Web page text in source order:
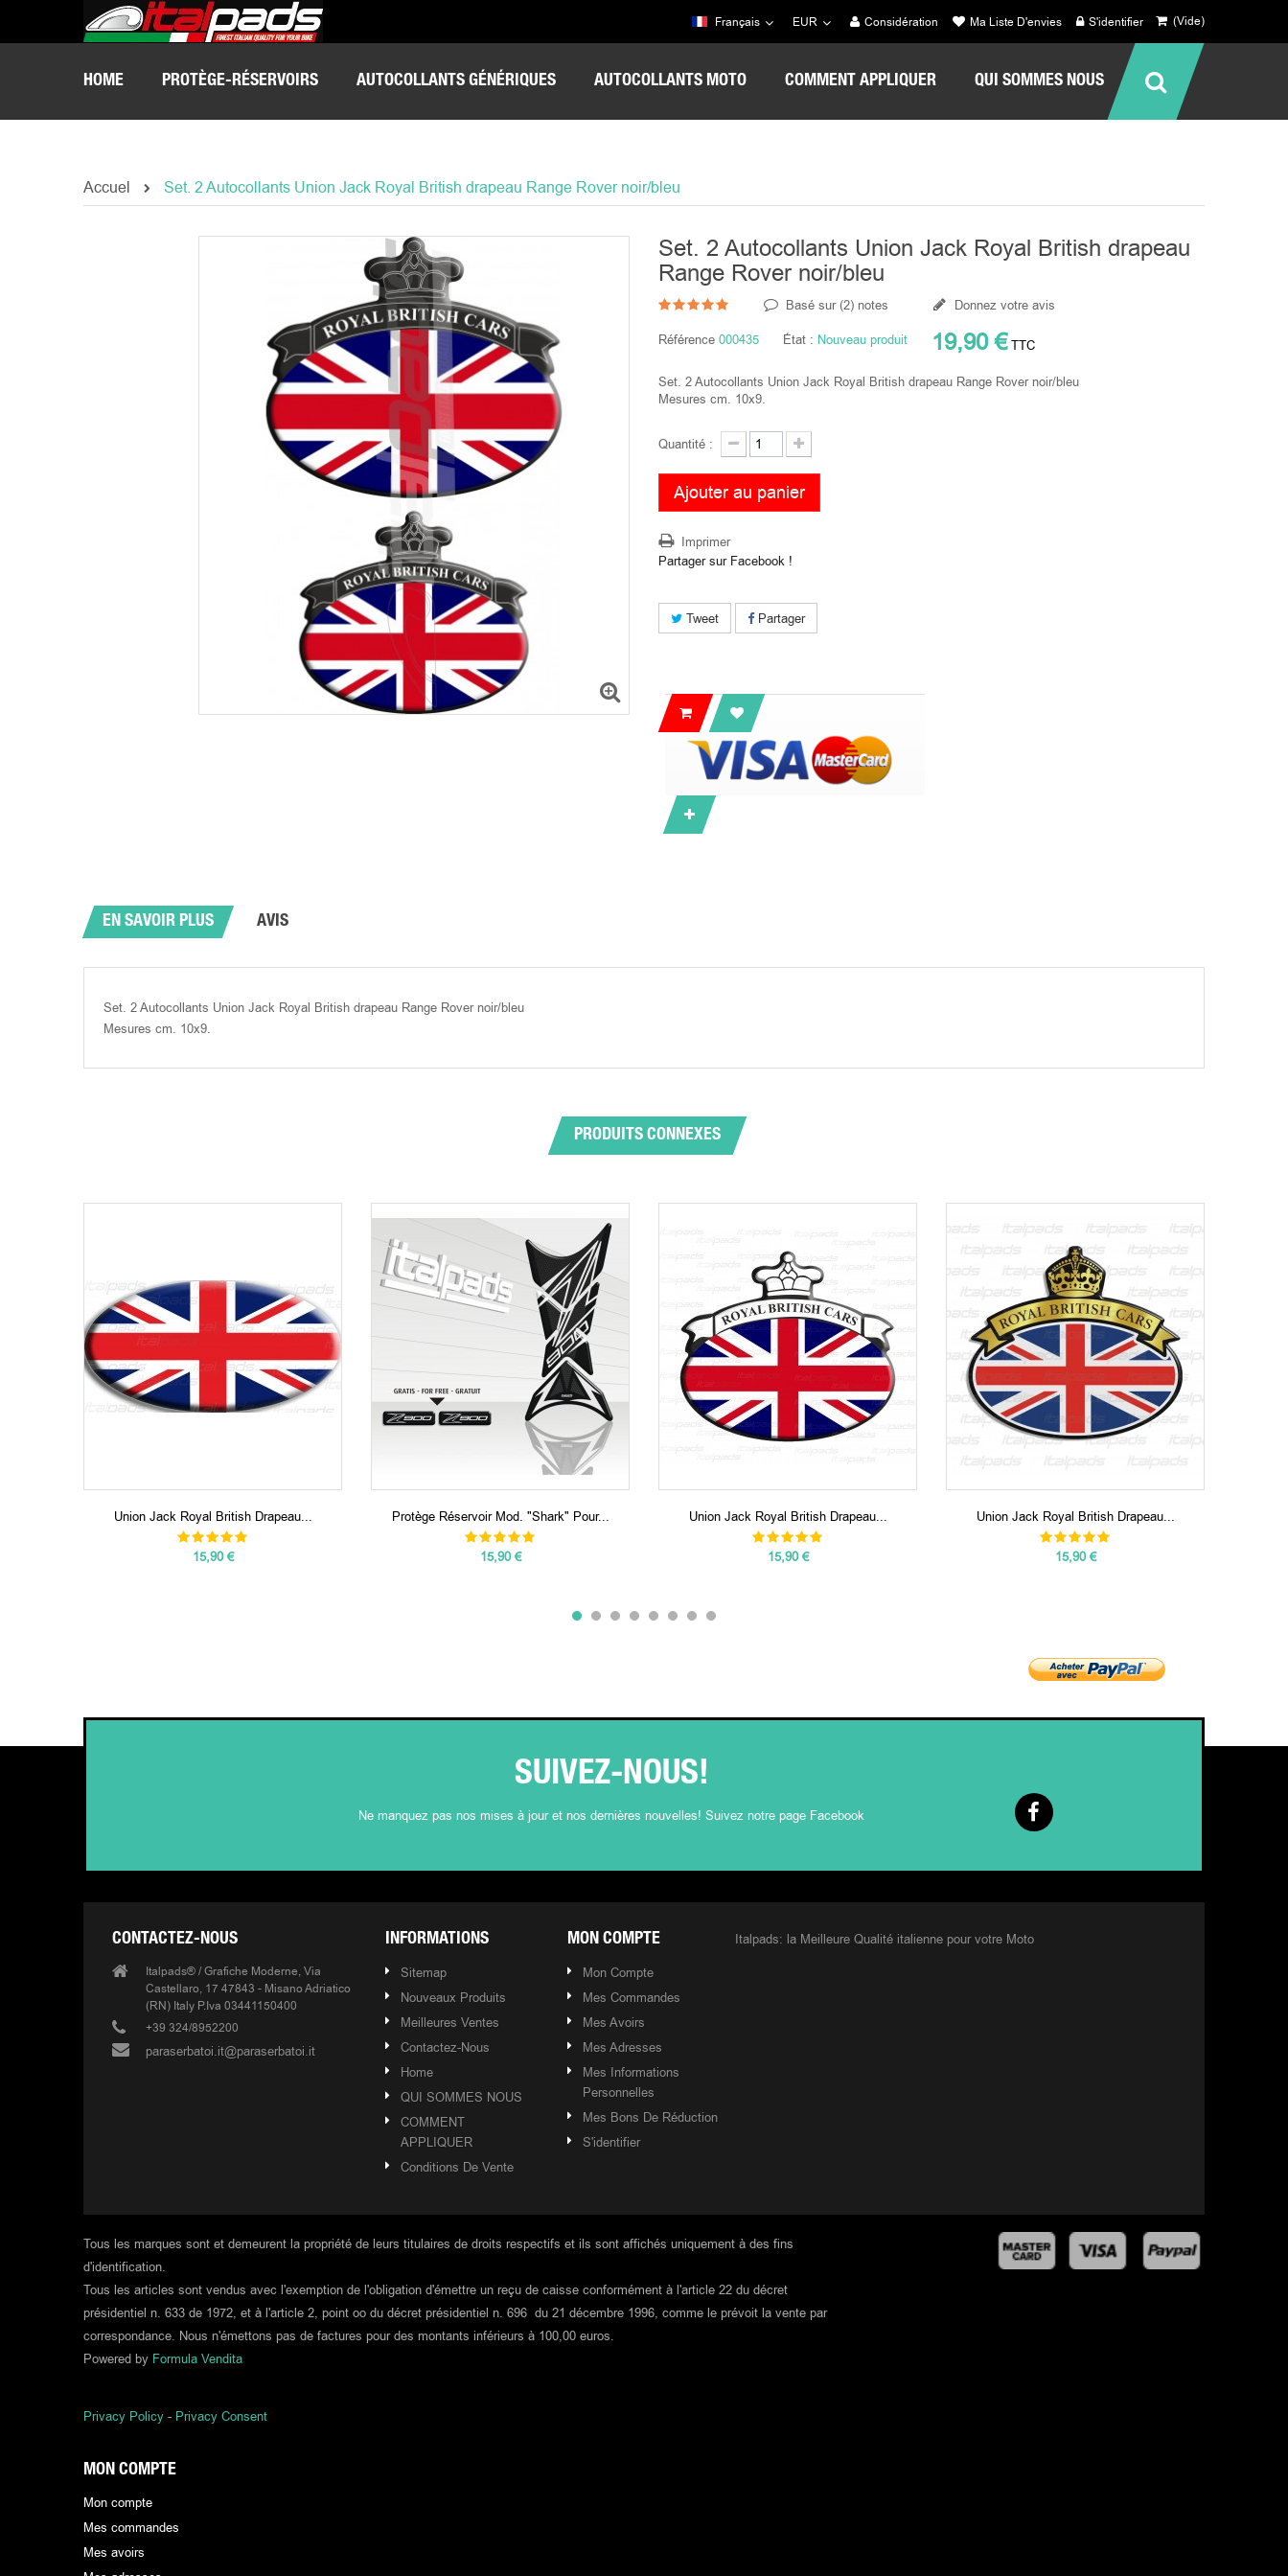
(Vide)
Considération Ma Liste D'envies S'identifier
EUR
Français
HOME PROTÈGE-RÉSERVOIRS AUTOCOLLANTS GÉNÉRIQUES AUTOCOLLANTS MOTO COMMENT APPLIQUER QUI SOMMES NOUS
Accuel Set. 2 Autocollants Union Jack Royal British drapeau Range Rover noir/bleu
Set. 2 Autocollants Union Jack Royal British drapeau
Range Rover noir/bleu
Basé sur (2) notes
Donnez votre avis
Référence 000435 État : Nouveau produit 19,90 €TTC
Set. 2 Autocollants Union Jack Royal British drapeau Range Rover noir/bleu
Mesures cm. 10x9.
Quantité :
Ajouter au panier
Imprimer
Partager sur Facebook !
Tweet Partager
EN SAVOIR PLUS AVIS
Set. 2 Autocollants Union Jack Royal British drapeau Range Rover noir/bleu
Mesures cm. 10x9.
PRODUITS CONNEXES
Union Jack Royal British Drapeau...
15,90 €
Protège Réservoir Mod. "Shark" Pour...
15,90 €
Union Jack Royal British Drapeau...
15,90 €
Union Jack Royal British Drapeau...
15,90 €
SUIVEZ-NOUS!
Ne manquez pas nos mises à jour et nos dernières nouvelles! Suivez notre page Facebook
CONTACTEZ-NOUS
Italpads® / Grafiche Moderne, Via
Castellaro, 17 47843 - Misano Adriatico
(RN) Italy P.Iva 03441150400
+39 324/8952200
paraserbatoi.it@paraserbatoi.it
INFORMATIONS
Sitemap
Nouveaux Produits
Meilleures Ventes
Contactez-Nous
Home
QUI SOMMES NOUS
COMMENT
APPLIQUER
Conditions De Vente
MON COMPTE
Mon Compte
Mes Commandes
Mes Avoirs
Mes Adresses
Mes Informations
Personnelles
Mes Bons De Réduction
S'identifier
Italpads: la Meilleure Qualité italienne pour votre Moto
Tous les marques sont et demeurent la propriété de leurs titulaires de droits respectifs et ils sont affichés uniquement à des fins
d'identification.
Tous les articles sont vendus avec l'exemption de l'obligation d'émettre un reçu de caisse conformément à l'article 22 du décret
présidentiel n. 633 de 1972, et à l'article 2, point oo du décret présidentiel n. 696 du 21 décembre 1996, comme le prévoit la vente par
correspondance. Nous n'émettons pas de factures pour des montants inférieurs à 100,00 euros.
Powered by Formula Vendita
Privacy Policy - Privacy Consent
MON COMPTE
Mon compte
Mes commandes
Mes avoirs